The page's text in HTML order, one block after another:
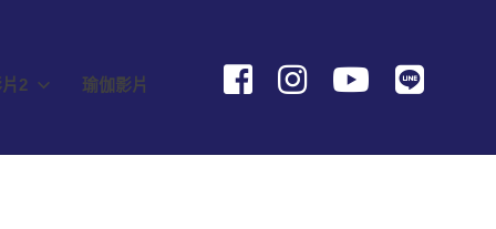
2 瑜伽影片